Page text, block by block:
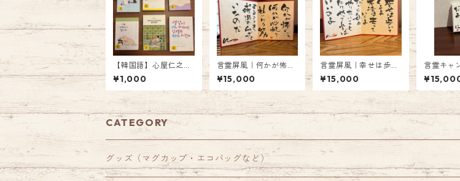
【韓国語】心屋仁之助
書籍
¥1,000
言霊屏風｜何かが怖く
て何かが心配で
¥15,000
言霊屏風｜幸せは歩い
てくるよ
¥15,000
言霊キャ
たは特別
CATEGORY
グッズ（マグカップ・エコバッグなど）